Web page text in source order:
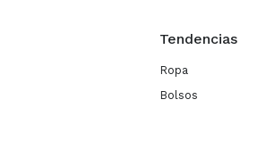
Tendencias
Ropa
Bolsos